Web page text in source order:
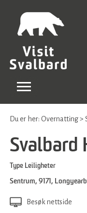
Du er her: Overnatting>
Svalbard
Type Leiligheter
Sentrum, 9171 ,
Besøk nettside